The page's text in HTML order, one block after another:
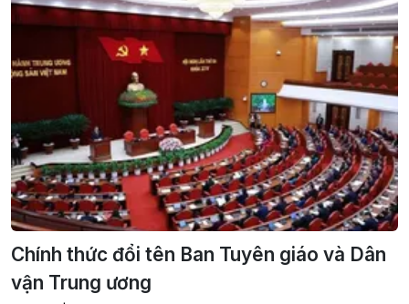
Chính thức đổi tên Ban Tuyên giáo và Dân
vận Trung ương